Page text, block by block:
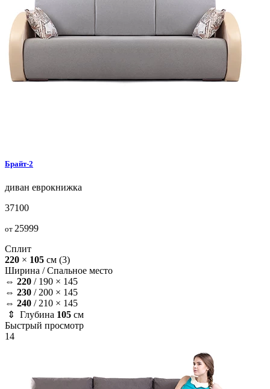
Брайт-2
диван еврокнижка
37100
от 25999
Сплит
220 × 105 см (3)
Ширина /Спальное место
⇔ 220 / 190 × 145
⇔ 230 / 200 × 145
⇔ 240 / 210 × 145
⇕ Глубина 105 см
Быстрый просмотр
14